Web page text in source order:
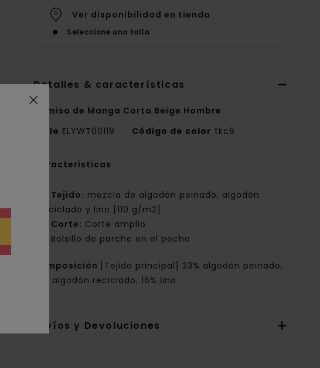
Ver disponibilidad en tienda
Seleccione una talla
Detalles & características
Camisa de Manga Corta Beige Hombre
Style ELYWT00119 Código de color tkc6
Características
Tejido: mezcla de algodón peinado, algodón
reciclado y lino [110 g/m2]
Corte: Corte amplio
Bolsillo de parche en el pecho
Composición
[Tejido principal] 23% algodón peinado,
61% algodón reciclado, 16% lino
Envíos y Devoluciones